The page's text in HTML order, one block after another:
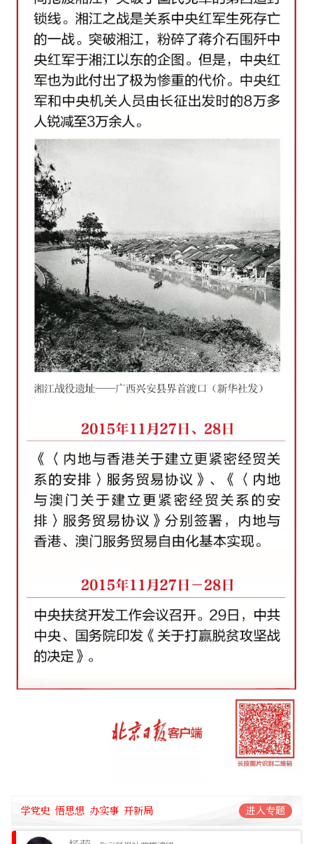
学党史 悟思想 办实事 开新局 进入专题